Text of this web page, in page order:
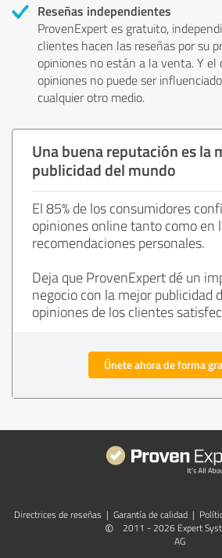
Reseñas independientes
ProvenExpert es gratuito,
clientes hacen las reseñas por su
opiniones no están a la venta. Y el
opiniones no puede ser
cualquier otro medio.
Una buena reputación es la
publicidad del mundo
El 85% de los consumidores
opiniones online tanto como en
recomendaciones personales.
Deja que ProvenExpert dé un
negocio con la mejor publicidad
opiniones de los clientes
Únete ahora de forma
Directrices de reseñas | Garantía de calidad |
©
2011 - 2026 Expert
AG